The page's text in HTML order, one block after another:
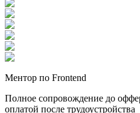
Ментор по Frontend
Полное сопровождение до
оплатой после трудоустройства